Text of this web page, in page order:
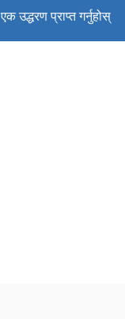
एक उद्धरण प्राप्त गर्नुहोस्